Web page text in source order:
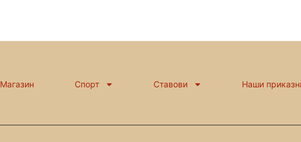
Магазин Спорт Ставови Наши